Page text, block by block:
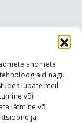
andmete
nagu
lubate meil
või
jätmine või
ja